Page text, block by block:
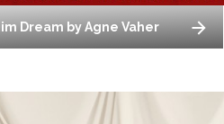
Dream by Agne Vaher